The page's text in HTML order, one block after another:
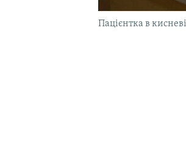
Пацієнтка в